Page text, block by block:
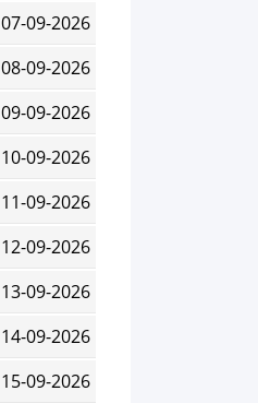
07-09-2026
08-09-2026
09-09-2026
10-09-2026
11-09-2026
12-09-2026
13-09-2026
14-09-2026
15-09-2026